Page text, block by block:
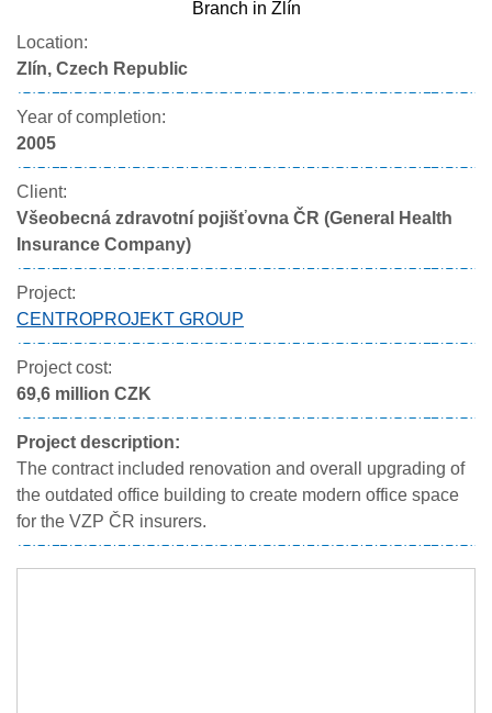
Location:
Zlín, Czech Republic
Year of completion:
2005
Client:
Všeobecná zdravotní pojišťovna ČR (General Health
Insurance Company)
Project:
CENTROPROJEKT GROUP
Project cost:
69,6 million CZK
Project description:
The contract included renovation and overall upgrading of
the outdated office building to create modern office space
for the VZP ČR insurers.